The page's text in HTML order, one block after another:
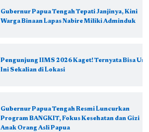
Gubernur Papua Tengah Tepati Janjinya, Kini
Warga Binaan Lapas Nabire Miliki Adminduk
Pengunjung IIMS 2026 Kaget! Ternyata Bisa Urus
Ini Sekalian di Lokasi
Gubernur Papua Tengah Resmi Luncurkan
Program BANGKIT, Fokus Kesehatan dan Gizi
Anak Orang Asli Papua